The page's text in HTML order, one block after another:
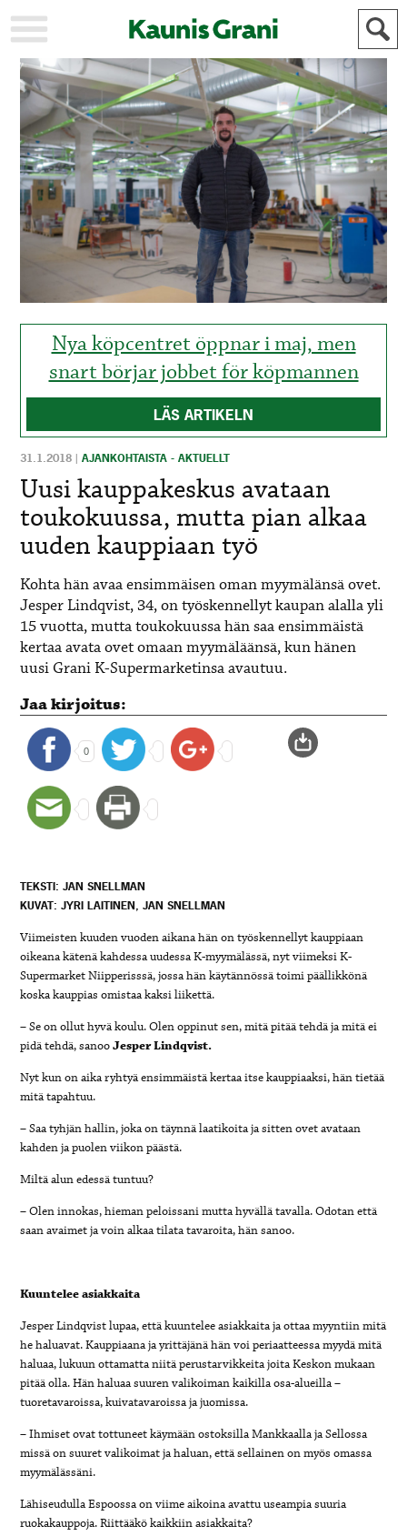
KAUPUNKI
STADEN
AJANKOHTAISTA
AKTUELLT
URHEILU
IDROTT
KULTTUURI
KULTUR
HISTORIA
HISTORIA
YLEINEN
ALLMÄN
MAINOSTAJILLE
FÖR
ANNONSÖRER
Nya köpcentret öppnar i maj, men
snart börjar jobbet för köpmannen
LÄS ARTIKELN
31.1.2018 |AJANKOHTAISTA - AKTUELLT
Uusi kauppakeskus avataan
toukokuussa, mutta pian alkaa
uuden kauppiaan työ
Kohta hän avaa ensimmäisen oman myymälänsä ovet.
Jesper Lindqvist, 34, on työskennellyt kaupan alalla yli
15 vuotta, mutta toukokuussa hän saa ensimmäistä
kertaa avata ovet omaan myymäläänsä, kun hänen
uusi Grani K-Supermarketinsa avautuu.
Jaa kirjoitus:
0
TEKSTI: JAN SNELLMAN
KUVAT: JYRI LAITINEN, JAN SNELLMAN
Viimeisten kuuden vuoden aikana hän on työskennellyt kauppiaan
oikeana kätenä kahdessa uudessa K-myymälässä, nyt viimeksi K-
Supermarket Niipperisssä, jossa hän käytännössä toimi päällikkönä
koska kauppias omistaa kaksi liikettä.
– Se on ollut hyvä koulu. Olen oppinut sen, mitä pitää tehdä ja mitä ei
pidä tehdä, sanooJesper Lindqvist.
Nyt kun on aika ryhtyä ensimmäistä kertaa itse kauppiaaksi, hän tietää
mitä tapahtuu.
– Saa tyhjän hallin, joka on täynnä laatikoita ja sitten ovet avataan
kahden ja puolen viikon päästä.
Miltä alun edessä tuntuu?
– Olen innokas, hieman peloissani mutta hyvällä tavalla. Odotan että
saan avaimet ja voin alkaa tilata tavaroita, hän sanoo.
Kuuntelee asiakkaita
Jesper Lindqvist lupaa, että kuuntelee asiakkaita ja ottaa myyntiin mitä
he haluavat. Kauppiaana ja yrittäjänä hän voi periaatteessa myydä mitä
haluaa, lukuun ottamatta niitä perustarvikkeita joita Keskon mukaan
pitää olla. Hän haluaa suuren valikoiman kaikilla osa-alueilla –
tuoretavaroissa, kuivatavaroissa ja juomissa.
–Ihmiset ovat tottuneet käymään ostoksilla Mankkaalla ja Sellossa
missä on suuret valikoimat ja haluan, että sellainen on myös omassa
myymälässäni.
Lähiseudulla Espoossa on viime aikoina avattu useampia suuria
ruokakauppoja. Riittääkö kaikkiin asiakkaita?